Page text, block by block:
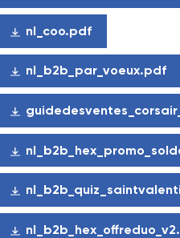
nl_coo.pdf
nl_b2b_par_voeux.pdf